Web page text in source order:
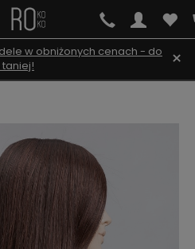
w obniżonych cenach - do
taniej!
×